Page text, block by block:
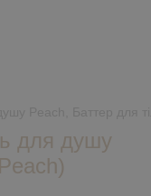
для душу